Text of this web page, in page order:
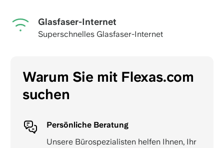
Glasfaser-Internet
Superschnelles Glasfaser-Internet
Warum Sie mit Flexas.com
suchen
Persönliche Beratung
Unsere Bürospezialisten helfen Ihnen, Ihr